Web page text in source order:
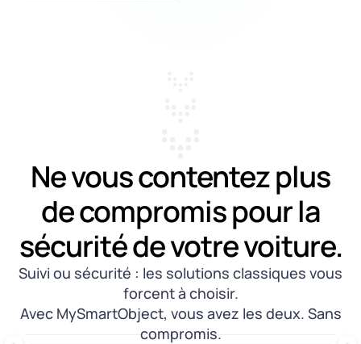
Ne vous contentez plus
de compromis pour la
sécurité de votre voiture.
Suivi ou sécurité : les solutions classiques vous
forcent à choisir.
Avec MySmartObject, vous avez les deux. Sans
compromis.